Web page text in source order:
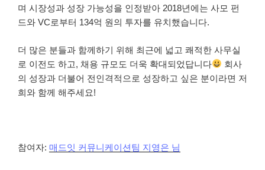
며 시장성과 성장 가능성을 인정받아 2018년에는 사모 펀
드와 VC로부터 134억 원의 투자를 유치했습니다.
더 많은 분들과 함께하기 위해 최근에 넓고 쾌적한 사무실
로 이전도 하고, 채용 규모도 더욱 확대되었답니다
회사
의 성장과 더불어 전인격적으로 성장하고 싶은 분이라면 저
희와 함께 해주세요!
참여자: 매드잇 커뮤니케이션팀 지영은 님